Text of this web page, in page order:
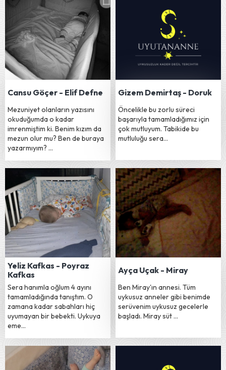
Cansu Göçer - Elif Defne
Mezuniyet olanların yazısını
okuduğumda o kadar
imrenmiştim ki. Benim kızım da
mezun olur mu? Ben de buraya
yazarmıyım? …
Gizem Demirtaş - Doruk
Öncelikle bu zorlu süreci
başarıyla tamamladığımız için
çok mutluyum. Tabikide bu
mutluluğu sera…
Yeliz Kafkas - Poyraz
Kafkas
Sera hanımla oğlum 4 ayını
tamamladığında tanıştım. O
zamana kadar sabahları hiç
uyumayan bir bebekti. Uykuya
eme…
Ayça Uçak - Miray
Ben Miray'ın annesi. Tüm
uykusuz anneler gibi benimde
serüvenim uykusuz gecelerle
başladı. Miray süt …